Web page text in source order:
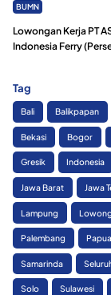
BUMN
Lowongan Kerja PT
Indonesia Ferry
Tag
Bali Balikpapan
Bekasi Bogor
Gresik Indonesia
Jawa Barat Jawa
Lampung
Palembang Papua
Samarinda
Solo Sulawesi